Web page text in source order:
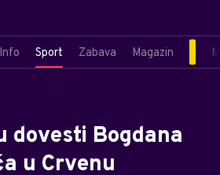
Info Sport Zabava Magazin
dovesti Bogdana
u Crvenu